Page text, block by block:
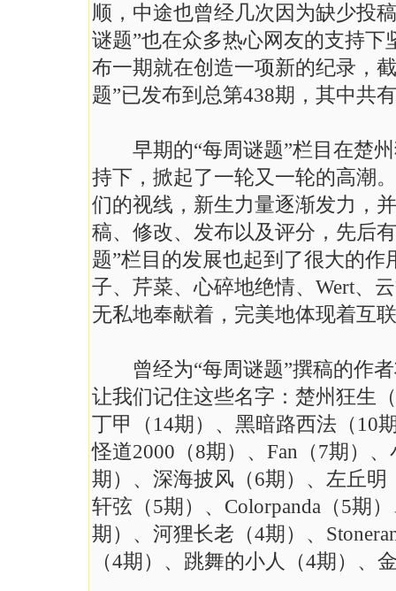
顺，中途也曾经几次因为缺少投
谜题”也在众多热心网友的支持
布一期就在创造一项新的纪录，
题”已发布到总第438期，其中共
早期的“每周谜题”栏目在楚州
持下，掀起了一轮又一轮的高潮
们的视线，新生力量逐渐发力，
稿、修改、发布以及评分，先后
题”栏目的发展也起到了很大的
子、芹菜、心碎地绝情、Wert、
无私地奉献着，完美地体现着互
曾经为“每周谜题”撰稿的作者
让我们记住这些名字：楚州狂生
丁甲（14期）、黑暗路西法（10
怪道2000（8期）、Fan（7期）
期）、深海披风（6期）、左丘
轩弦（5期）、Colorpanda（5期
期）、河狸长老（4期）、
（4期）、跳舞的小人（4期）、